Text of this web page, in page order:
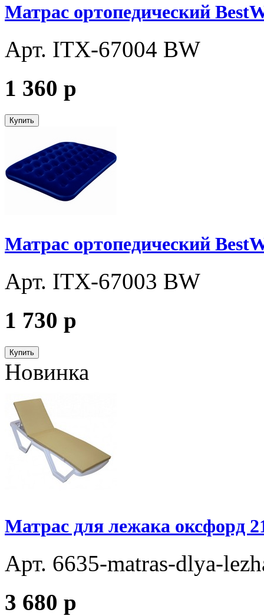
Матрас ортопедический
Арт. ITX-67004 BW
1 360 p
Купить
Матрас ортопедический
Арт. ITX-67003 BW
1 730 p
Купить
Новинка
Матрас для лежака оксфорд
Арт. 6635-matras-dlya-
3 680 p